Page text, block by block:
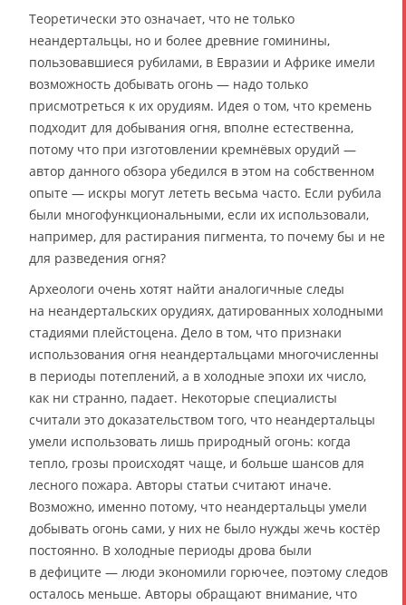
Теоретически это означает, что не только
неандертальцы, но и более древние гоминины,
пользовавшиеся рубилами, в Евразии и Африке имели
возможность добывать огонь — надо только
присмотреться к их орудиям. Идея о том, что кремень
подходит для добывания огня, вполне естественна,
потому что при изготовлении кремнёвых орудий —
автор данного обзора убедился в этом на собственном
опыте — искры могут лететь весьма часто. Если рубила
были многофункциональными, если их использовали,
например, для растирания пигмента, то почему бы и не
для разведения огня?
Археологи очень хотят найти аналогичные следы
на неандертальских орудиях, датированных холодными
стадиями плейстоцена. Дело в том, что признаки
использования огня неандертальцами многочисленны
в периоды потеплений, а в холодные эпохи их число,
как ни странно, падает. Некоторые специалисты
считали это доказательством того, что неандертальцы
умели использовать лишь природный огонь: когда
тепло, грозы происходят чаще, и больше шансов для
лесного пожара. Авторы статьи считают иначе.
Возможно, именно потому, что неандертальцы умели
добывать огонь сами, у них не было нужды жечь костёр
постоянно. В холодные периоды дрова были
в дефиците — люди экономили горючее, поэтому следов
осталось меньше. Авторы обращают внимание, что